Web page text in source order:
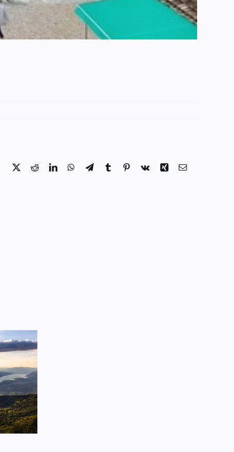
Facebook
X RedditLinkedInWhatsApp
TelegramTumblr Pinterest
Vk Xing Email